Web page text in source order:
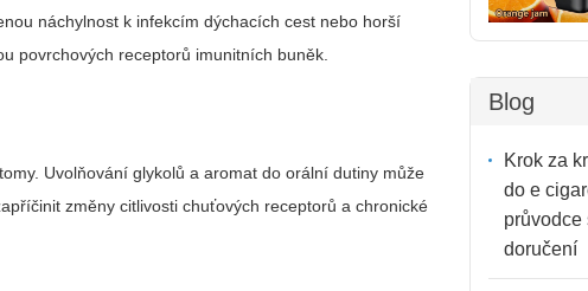
náchylnost k infekcím dýchacích cest nebo horší
povrchových receptorů imunitních buněk.
Uvolňování glykolů a aromat do orální dutiny může
změny citlivosti chuťových receptorů a chronické
Blog
Krok za
do e
průvodce
doručení